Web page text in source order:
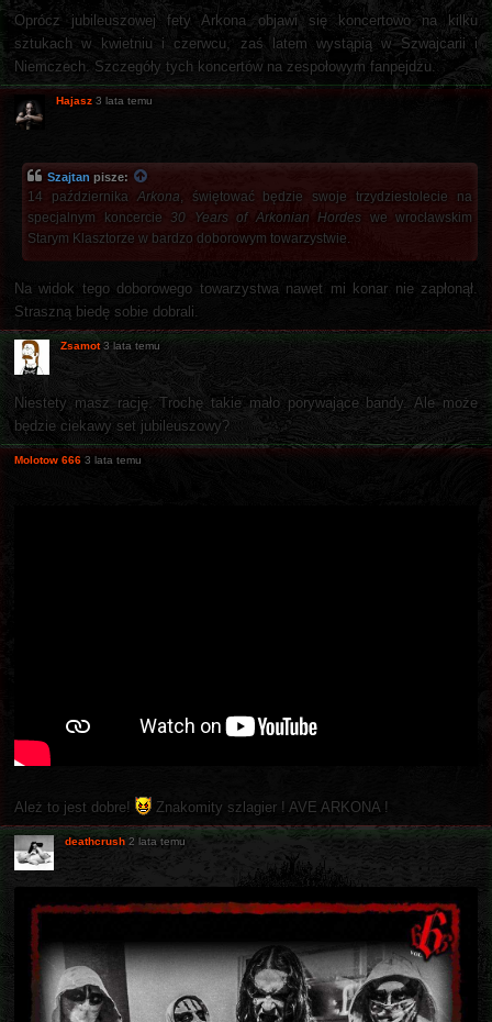
Oprócz jubileuszowej fety Arkona objawi się koncertowo na kilku
sztukach w kwietniu i czerwcu, zaś latem wystąpią w Szwajcarii i
Niemczech. Szczegóły tych koncertów na zespołowym fanpejdżu.
Hajasz 3 lata temu
Szajtan pisze:
14 października Arkona , świętować będzie swoje trzydziestolecie na
specjalnym koncercie 30 Years of Arkonian Hordes we wrocławskim
Starym Klasztorze w bardzo doborowym towarzystwie.
Na widok tego doborowego towarzystwa nawet mi konar nie zapłonął.
Straszną biedę sobie dobrali.
Zsamot 3 lata temu
Niestety masz rację. Trochę takie mało porywające bandy. Ale może
będzie ciekawy set jubileuszowy?
Molotow 666 3 lata temu
Ależ to jest dobre! Znakomity szlagier ! AVE ARKONA !
deathcrush 2 lata temu